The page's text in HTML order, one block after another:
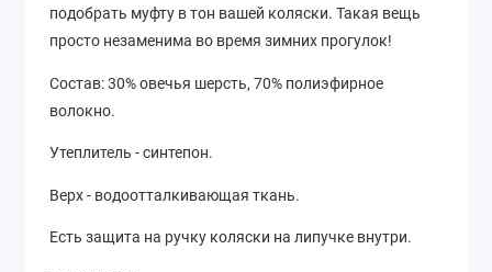
подобрать муфту в тон вашей коляски. Такая вещь
просто незаменима во время зимних прогулок!
Состав: 30% овечья шерсть, 70% полиэфирное
волокно.
Утеплитель - синтепон.
Верх - водоотталкивающая ткань.
Есть защита на ручку коляски на липучке внутри.